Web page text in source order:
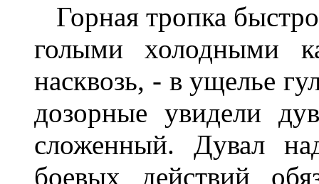
Горная тропка
голыми холодными
насквозь, - в ущелье
дозорные увидели
сложенный. Дувал
боевых действий